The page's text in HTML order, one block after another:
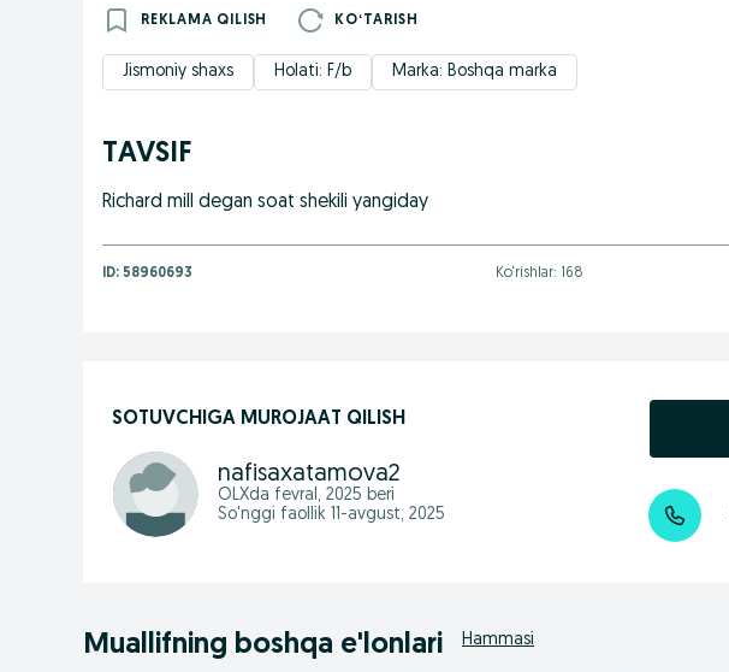
REKLAMA QILISH KOʻTARISH
Jismoniy shaxs Holati: F/b Marka: Boshqa marka
TAVSIF
Richard mill degan soat shekili yangiday
ID: 58960693 Ko‘rishlar: 168
SOTUVCHIGA MUROJAAT QILISH
nafisaxatamova2
OLXda fevral, 2025 beri
So'nggi faollik 11-avgust, 2025
Muallifning boshqa e'lonlari Hammasi